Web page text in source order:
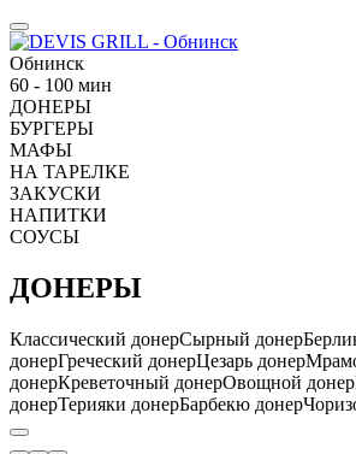
Обнинск
60 - 100 мин
ДОНЕРЫ
БУРГЕРЫ
МАФЫ
НА ТАРЕЛКЕ
ЗАКУСКИ
НАПИТКИ
СОУСЫ
ДОНЕРЫ
Классический донерСырный донер
донерГреческий донерЦезарь донер
донерКреветочный донерОвощной донер
донерТерияки донерБарбекю донер